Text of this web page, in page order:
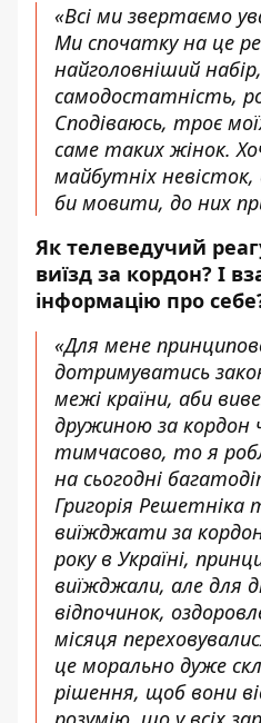
«Всі ми звертаємо
Ми спочатку на це
найголовніший
самодостатність,
Сподіваюсь, троє
саме таких жінок.
майбутніх
би мовити, до них
Як телеведучий
виїзд за кордон? І
інформацію про
«Для мене
дотримуватись
межі країни, аби
дружиною за кордон
тимчасово, то я
на сьогодні
Григорія Решетніка
виїжджати за
року в Україні,
виїжджали, але для
відпочинок,
місяця
це морально дуже
рішення, щоб вони